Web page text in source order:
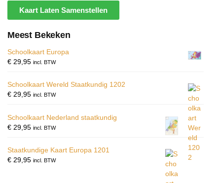
Kaart Laten Samenstellen
Meest Bekeken
Schoolkaart Europa
€ 29,95 incl. BTW
Schoolkaart Wereld Staatkundig 1202
€ 29,95 incl. BTW
Schoolkaart Nederland staatkundig
€ 29,95 incl. BTW
Staatkundige Kaart Europa 1201
€ 29,95 incl. BTW